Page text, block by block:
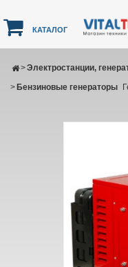
КАТАЛОГ
Электростанции,
>
Бензиновые генераторы
>